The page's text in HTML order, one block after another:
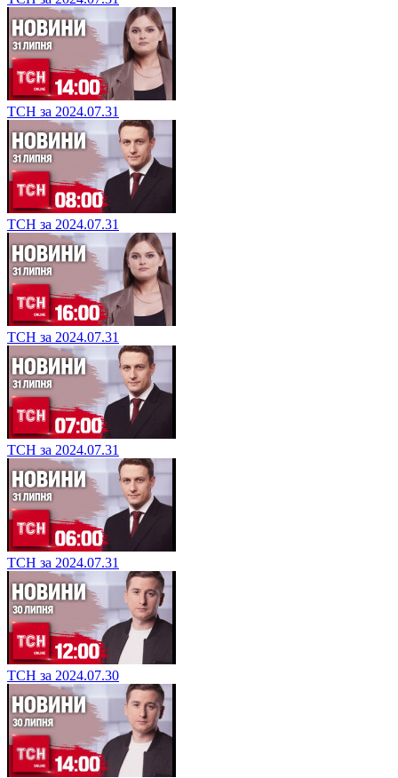
ТСН за 2024.07.31
ТСН за 2024.07.31
ТСН за 2024.07.31
ТСН за 2024.07.31
ТСН за 2024.07.31
ТСН за 2024.07.30